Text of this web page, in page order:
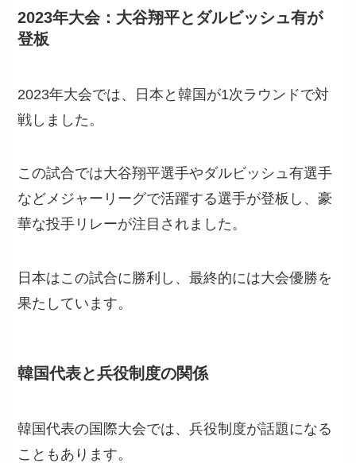
2023年大会：大谷翔平とダルビッシュ有が
登板
2023年大会では、日本と韓国が1次ラウンドで対
戦しました。
この試合では大谷翔平選手やダルビッシュ有選手
などメジャーリーグで活躍する選手が登板し、豪
華な投手リレーが注目されました。
日本はこの試合に勝利し、最終的には大会優勝を
果たしています。
韓国代表と兵役制度の関係
韓国代表の国際大会では、兵役制度が話題になる
こともあります。